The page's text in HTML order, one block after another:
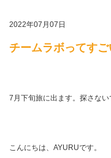
2022年07月07日
チームラボってす
7月下旬旅に出ます。探さない
こんにちは、AYURUです。